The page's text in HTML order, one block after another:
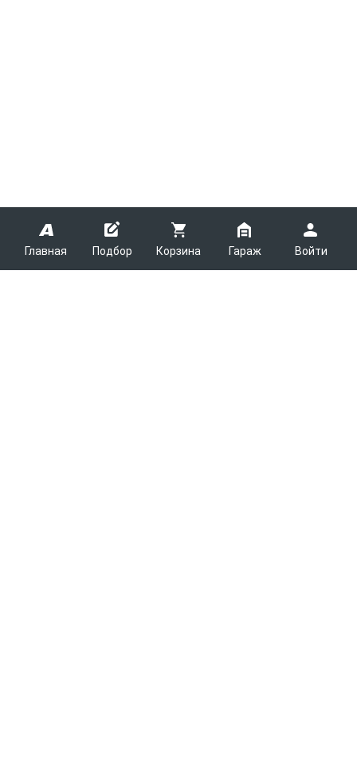
Главная Подбор Корзина Гараж Войти